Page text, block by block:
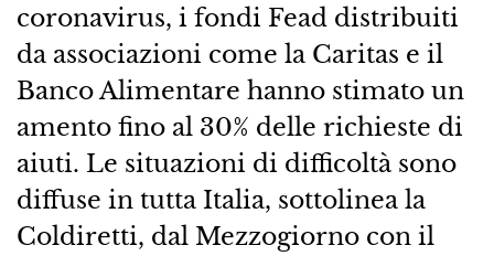
coronavirus, i fondi Fead distribuiti
da associazioni come la Caritas e il
Banco Alimentare hanno stimato un
amento fino al 30% delle richieste di
aiuti. Le situazioni di difficoltà sono
diffuse in tutta Italia, sottolinea la
Coldiretti, dal Mezzogiorno con il